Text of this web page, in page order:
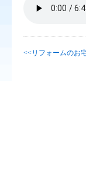
<<リフォームのお